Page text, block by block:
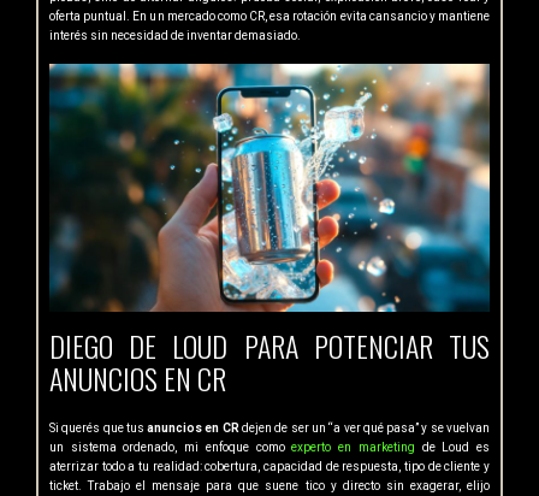
oferta puntual. En un mercado como CR, esa rotación evita cansancio y mantiene
interés sin necesidad de inventar demasiado.
DIEGO DE LOUD PARA POTENCIAR TUS
ANUNCIOS EN CR
Si querés que tusanuncios en CR dejen de ser un “a ver qué pasa” y se vuelvan
un sistema ordenado, mi enfoque como experto en marketing
de Loud es
aterrizar todo a tu realidad: cobertura, capacidad de respuesta, tipo de cliente y
ticket. Trabajo el mensaje para que suene tico y directo sin exagerar, elijo